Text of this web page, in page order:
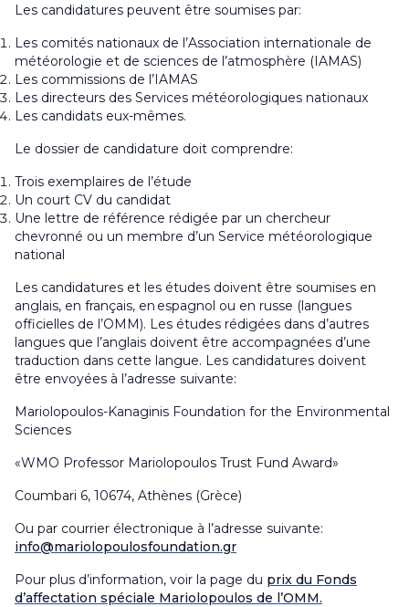
Les candidatures peuvent être soumises par:
Les comités nationaux de l’Association internationale de
météorologie et de sciences de l’atmosphère (IAMAS)
Les commissions de l’IAMAS
Les directeurs des Services météorologiques nationaux
Les candidats eux-mêmes.
Le dossier de candidature doit comprendre:
Trois exemplaires de l’étude
Un court CV du candidat
Une lettre de référence rédigée par un chercheur
chevronné ou un membre d’un Service météorologique
national
Les candidatures et les études doivent être soumises en
anglais, en français, en espagnol ou en russe (langues
officielles de l’OMM). Les études rédigées dans d’autres
langues que l’anglais doivent être accompagnées d’une
traduction dans cette langue. Les candidatures doivent
être envoyées à l’adresse suivante:
Mariolopoulos-Kanaginis Foundation for the Environmental
Sciences
«WMO Professor Mariolopoulos Trust Fund Award»
Coumbari 6, 10674, Athènes (Grèce)
Ou par courrier électronique à l’adresse suivante:
info@mariolopoulosfoundation.gr
Pour plus d’information, voir la page du prix du Fonds
d’affectation spéciale Mariolopoulos de l’OMM.